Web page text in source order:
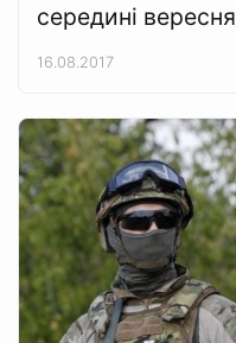
середині вересня
16.08.2017